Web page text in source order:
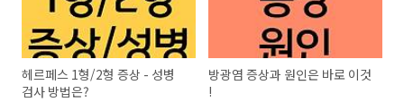
헤르페스 1형/2형 증상 - 성병
검사 방법은?
방광염 증상과 원인은 바로 이것
!